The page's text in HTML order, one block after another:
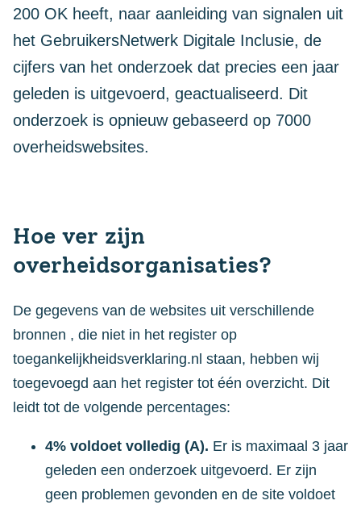
200 OK heeft, naar aanleiding van signalen uit
het GebruikersNetwerk Digitale Inclusie, de
cijfers van het onderzoek dat precies een jaar
geleden is uitgevoerd, geactualiseerd. Dit
onderzoek is opnieuw gebaseerd op 7000
overheidswebsites.
Hoe ver zijn
overheidsorganisaties?
De gegevens van de websites uit verschillende
bronnen , die niet in het register op
toegankelijkheidsverklaring.nl staan, hebben wij
toegevoegd aan het register tot één overzicht. Dit
leidt tot de volgende percentages:
4% voldoet volledig (A). Er is maximaal 3 jaar
geleden een onderzoek uitgevoerd. Er zijn
geen problemen gevonden en de site voldoet